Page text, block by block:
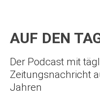
AUF DEN
Der Podcast mit
Zeitungsnachricht
Jahren